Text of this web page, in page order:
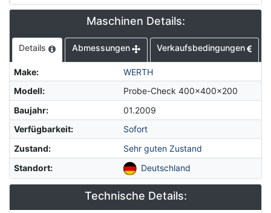
Maschinen Details:
Details Abmessungen Verkaufsbedingungen
Make:
WERTH
Modell:
Probe-Check 400x400x200
Baujahr:
01.2009
Verfügbarkeit:
Sofort
Zustand:
Sehr guten Zustand
Standort: Deutschland
Technische Details: